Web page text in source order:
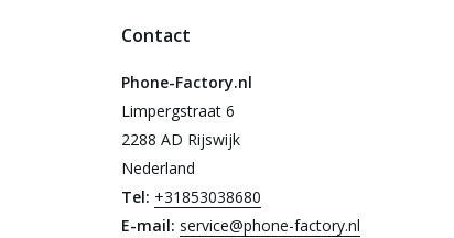
Contact
Phone-Factory.nl
Limpergstraat 6
2288 AD Rijswijk
Nederland
Tel: +31853038680
E-mail: service@phone-factory.nl